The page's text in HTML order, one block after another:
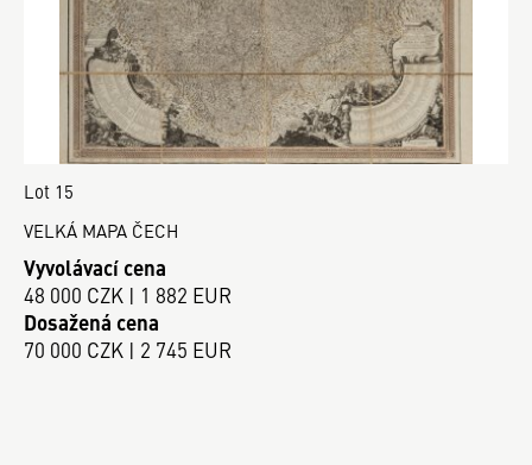
Lot 15
VELKÁ MAPA ČECH
Vyvolávací cena
48 000 CZK | 1 882 EUR
Dosažená cena
70 000 CZK | 2 745 EUR